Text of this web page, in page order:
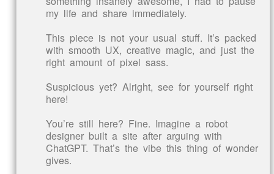
my life and share immediately.
This piece is not your usual stuff. It’s packed
with smooth UX, creative magic, and just the
right amount of pixel sass.
Suspicious yet? Alright, see for yourself right
here!
You’re still here? Fine. Imagine a robot
designer built a site after arguing with
ChatGPT. That’s the vibe this thing of wonder
gives.